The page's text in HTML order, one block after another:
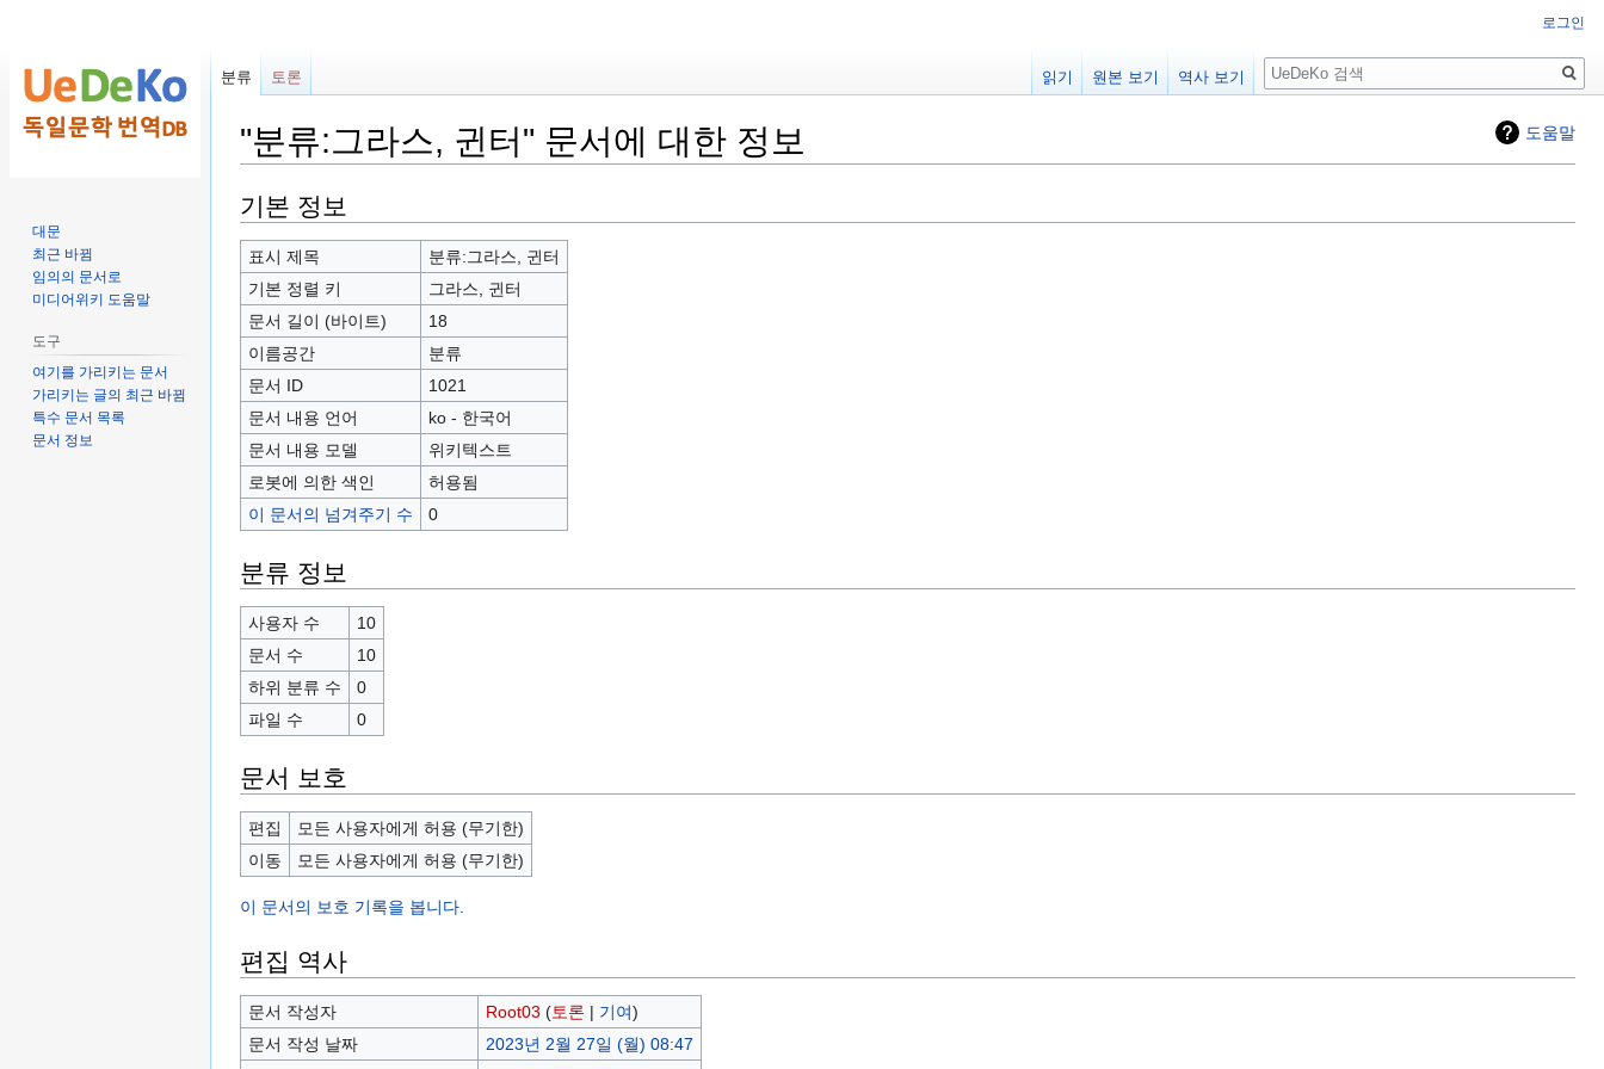
도움말
"분류:그라스, 귄터" 문서에 대한 정보
둘
러
보
기
로
가
기
검
색
하
러
가
기
기본 정보
표시 제목
분류:그라스, 귄터
기본 정렬 키
그라스, 귄터
문서 길이 (바이트)
18
이름공간
분류
문서 ID
1021
문서 내용 언어
ko - 한국어
문서 내용 모델
위키텍스트
로봇에 의한 색인
허용됨
이 문서의 넘겨주기 수
0
분류 정보
사용자 수
10
문서 수
10
하위 분류 수
0
파일 수
0
문서 보호
편집
모든 사용자에게 허용 (무기한)
이동
모든 사용자에게 허용 (무기한)
이 문서의 보호 기록을 봅니다.
편집 역사
문서 작성자 Root03 (토론 | 기여)
문서 작성 날짜
2023년 2월 27일 (월) 08:47
로그인
분류 토론 읽기 원본 보기 역사 보기
검
색
대문
최근 바뀜
임의의 문서로
미디어위키 도움말
도구
여기를 가리키는 문서
가리키는 글의 최근 바뀜
특수 문서 목록
문서 정보